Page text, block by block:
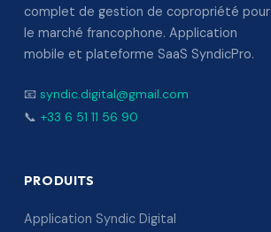
complet de gestion de copropriété pour
le marché francophone. Application
mobile et plateforme SaaS SyndicPro.
📧 syndic.digital@gmail.com
📞 +33 6 51 11 56 90
PRODUITS
Application Syndic Digital